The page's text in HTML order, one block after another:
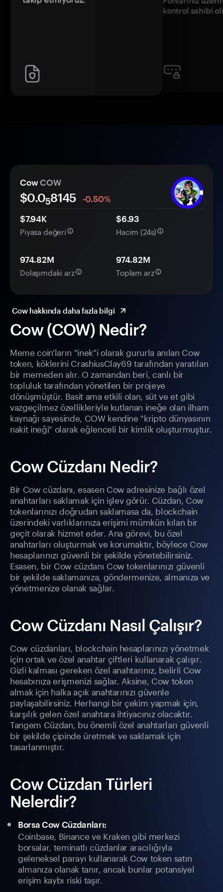
kontrol sahibi
Cow (COW) Nedir?
Meme coin'ların "inek"i olarak gururla anılan Cow
token, köklerini CrashiusClay69 tarafından yaratılan
bir memeden alır. O zamandan beri, canlı bir
topluluk tarafından yönetilen bir projeye
dönüşmüştür. Basit ama etkili olan, süt ve et gibi
vazgeçilmez özellikleriyle kutlanan ineğe olan ilham
kaynağı sayesinde, COW kendine "kripto dünyasının
nakit ineği" olarak eğlenceli bir kimlik oluşturmuştur.
Cow Cüzdanı Nedir?
Bir Cow cüzdanı, esasen Cow adresinize bağlı özel
anahtarları saklamak için işlev görür. Cüzdan, Cow
tokenlarınızı doğrudan saklamasa da, blockchain
üzerindeki varlıklarınıza erişimi mümkün kılan bir
geçit olarak hizmet eder. Ana görevi, bu özel
anahtarları oluşturmak ve korumaktır, böylece Cow
hesaplarınızı güvenli bir şekilde yönetebilirsiniz.
Esasen, bir Cow cüzdanı Cow tokenlarınızı güvenli
bir şekilde saklamanıza, göndermenize, almanıza ve
yönetmenize olanak sağlar.
Cow Cüzdanı Nasıl Çalışır?
Cow cüzdanları, blockchain hesaplarınızı yönetmek
için ortak ve özel anahtar çiftleri kullanarak çalışır.
Gizli kalması gereken özel anahtarınız, belirli Cow
hesabınıza erişmenizi sağlar. Aksine, Cow token
almak için halka açık anahtarınızı güvenle
paylaşabilirsiniz. Herhangi bir çekim yapmak için,
karşılık gelen özel anahtara ihtiyacınız olacaktır.
Tangem Cüzdan, bu önemli özel anahtarları güvenli
bir şekilde çipinde üretmek ve saklamak için
tasarlanmıştır.
Cow Cüzdan Türleri
Nelerdir?
Borsa Cow Cüzdanları:
Coinbase, Binance ve Kraken gibi merkezi
borsalar, teminatlı cüzdanlar aracılığıyla
geleneksel parayı kullanarak Cow token satın
almanıza olanak tanır, ancak bunlar potansiyel
erişim kaybı riski taşır.
CowCOW
$0.058145
-0.50%
$7.94K
Piyasa değeri
$6.93
Hacim (24s)
974.82M
Dolaşımdaki arz
974.82M
Toplam arz
Cow hakkında daha fazla bilgi